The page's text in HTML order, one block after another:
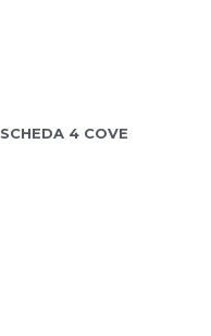
SCHEDA 4 COVE